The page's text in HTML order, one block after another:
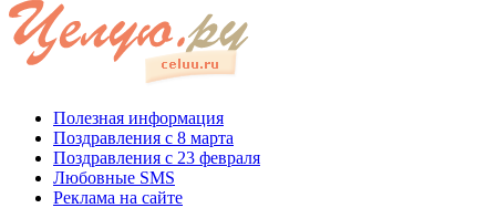
Полезная информация
Поздравления с 8 марта
Поздравления с 23 февраля
Любовные SMS
Реклама на сайте